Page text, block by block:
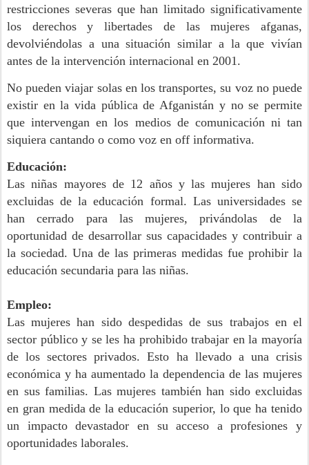
restricciones severas que han limitado significativamente
los derechos y libertades de las mujeres afganas,
devolviéndolas a una situación similar a la que vivían
antes de la intervención internacional en 2001.
No pueden viajar solas en los transportes, su voz no puede
existir en la vida pública de Afganistán y no se permite
que intervengan en los medios de comunicación ni tan
siquiera cantando o como voz en off informativa.
Educación:
Las niñas mayores de 12 años y las mujeres han sido
excluidas de la educación formal. Las universidades se
han cerrado para las mujeres, privándolas de la
oportunidad de desarrollar sus capacidades y contribuir a
la sociedad. Una de las primeras medidas fue prohibir la
educación secundaria para las niñas.
Empleo:
Las mujeres han sido despedidas de sus trabajos en el
sector público y se les ha prohibido trabajar en la mayoría
de los sectores privados. Esto ha llevado a una crisis
económica y ha aumentado la dependencia de las mujeres
en sus familias. Las mujeres también han sido excluidas
en gran medida de la educación superior, lo que ha tenido
un impacto devastador en su acceso a profesiones y
oportunidades laborales.